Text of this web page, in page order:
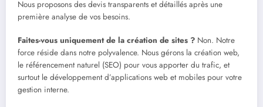
Nous proposons des devis transparents et détaillés après une
première analyse de vos besoins.
Faites-vous uniquement de la création de sites ? Non. Notre
force réside dans notre polyvalence. Nous gérons la création web,
le référencement naturel (SEO) pour vous apporter du trafic, et
surtout le développement d’applications web et mobiles pour votre
gestion interne.